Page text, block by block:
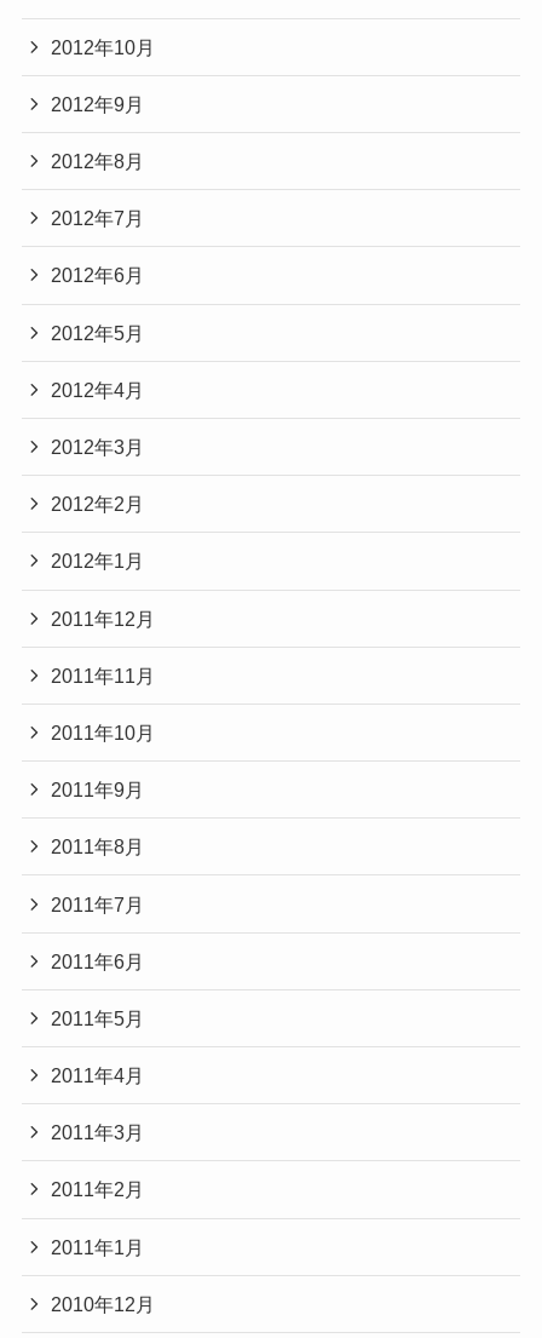
2012年10月
2012年9月
2012年8月
2012年7月
2012年6月
2012年5月
2012年4月
2012年3月
2012年2月
2012年1月
2011年12月
2011年11月
2011年10月
2011年9月
2011年8月
2011年7月
2011年6月
2011年5月
2011年4月
2011年3月
2011年2月
2011年1月
2010年12月